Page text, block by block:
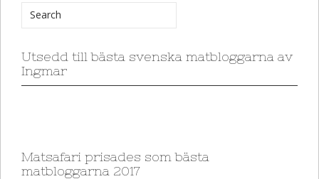
Utsedd till bästa svenska matbloggarna av
Ingmar
Matsafari prisades som bästa
matbloggarna 2017